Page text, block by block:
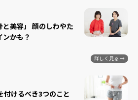
美容」 顔のしわやた
かも？
付けるべき3つのこと